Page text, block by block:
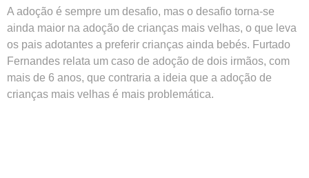
A adoção é sempre um desafio, mas o desafio torna-se
ainda maior na adoção de crianças mais velhas, o que leva
os pais adotantes a preferir crianças ainda bebés. Furtado
Fernandes relata um caso de adoção de dois irmãos, com
mais de 6 anos, que contraria a ideia que a adoção de
crianças mais velhas é mais problemática.